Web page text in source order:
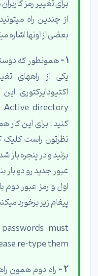
برای تغییر رمز
از چندین راه
بعضی از اونها اشاره
1 -
همونطور که
یکی از راههای
اکتیودایرکتوری
کنید . برای این کار
بزنید و در پنجره
عبور جدید رو دو بار
اول و رمز عبور دوم
پیغام زیر برخورد
must
re-type them.
2 -
راه دوم همون